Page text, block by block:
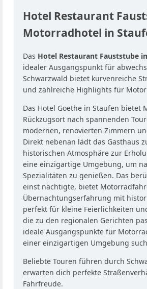
Hotel Restaurant
Motorradhotel in
Das Hotel Restaurant Fauststube
idealer Ausgangspunkt für
Schwarzwald bietet kurvenreiche
und zahlreiche Highlights für
Das Hotel Goethe in Staufen
Rückzugsort nach spannenden
modernen, renovierten Zimmern
Direkt nebenan lädt das Gasthaus
historischen Atmosphäre zur
eine einzigartige Umgebung, um
Spezialitäten zu genießen. Das
einst nächtigte, bietet
Übernachtungserfahrung mit
perfekt für kleine Feierlichkeiten
die zu den regionalen Gerichten
ideale Ausgangspunkte für
einer einzigartigen Umgebung
Beliebte Touren führen durch
erwarten dich perfekte
Fahrfreude.